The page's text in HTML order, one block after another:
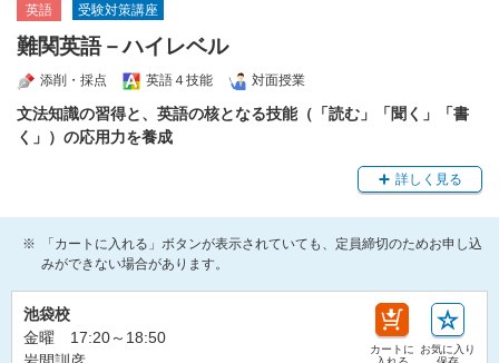
英語 受験対策講座
難関英語－ハイレベル
添削・採点 英語４技能 対面授業
文法知識の習得と、英語の核となる技能（「読む」「聞く」「書
く」）の応用力を養成
詳しく見る
「カートに入れる」ボタンが表示されていても、定員締切のためお申し込
みができない場合があります。
池袋校
金曜 17:20～18:50
カートに お気に入り